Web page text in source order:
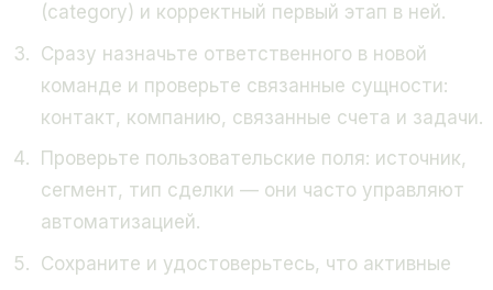
(category) и корректный первый этап в ней.
Сразу назначьте ответственного в новой
команде и проверьте связанные сущности:
контакт, компанию, связанные счета и задачи.
Проверьте пользовательские поля: источник,
сегмент, тип сделки — они часто управляют
автоматизацией.
Сохраните и удостоверьтесь, что активные